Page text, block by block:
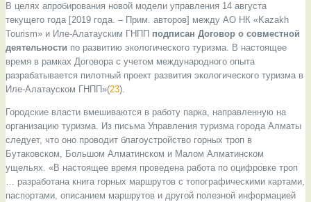
В целях апробирования новой модели управления 14 августа
текущего года [2019 года. – Прим. авторов] между АО НК «Kazakh
Tourism» и Иле-Алатауским ГНПП подписан Договор о совместной
деятельности по развитию экологического туризма. В настоящее
время в рамках Договора с учетом международного опыта
разрабатывается пилотный проект развития экологического туризма в
Иле-Алатауском ГНПП»(23).
Городские власти вмешиваются в работу парка, направленную на
организацию туризма. Из письма Управления туризма города Алматы
следует, что оно проводит благоустройство горных троп в
Бутаковском, Большом Алматинском и Малом Алматинском
ущельях. «В настоящее время проведена работа по оцифровке троп
… разработана книга горных маршрутов с топографическими картами,
паспортами, описанием маршрутов и другой полезной информацией